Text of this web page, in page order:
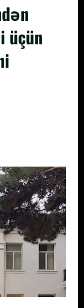
üçün